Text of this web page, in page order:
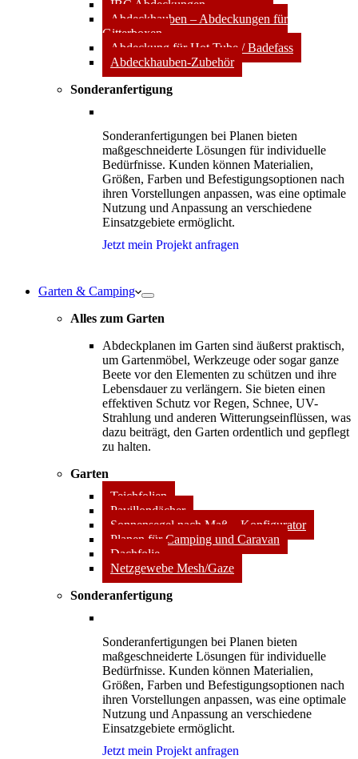
IBC Abdeckungen
Abdeckhauben – Abdeckungen für
Gitterboxen
Abdeckung für Hot Tube / Badefass
Abdeckhauben-Zubehör
Sonderanfertigung
Sonderanfertigungen bei Planen bieten
maßgeschneiderte Lösungen für individuelle
Bedürfnisse. Kunden können Materialien,
Größen, Farben und Befestigungsoptionen nach
ihren Vorstellungen anpassen, was eine optimale
Nutzung und Anpassung an verschiedene
Einsatzgebiete ermöglicht.
Jetzt mein Projekt anfragen
Garten & Camping
Alles zum Garten
Abdeckplanen im Garten sind äußerst praktisch,
um Gartenmöbel, Werkzeuge oder sogar ganze
Beete vor den Elementen zu schützen und ihre
Lebensdauer zu verlängern. Sie bieten einen
effektiven Schutz vor Regen, Schnee, UV-
Strahlung und anderen Witterungseinflüssen, was
dazu beiträgt, den Garten ordentlich und gepflegt
zu halten.
Garten
Teichfolien
Pavillondächer
Sonnensegel nach Maß – Konfigurator
Planen für Camping und Caravan
Dachfolie
Netzgewebe Mesh/Gaze
Sonderanfertigung
Sonderanfertigungen bei Planen bieten
maßgeschneiderte Lösungen für individuelle
Bedürfnisse. Kunden können Materialien,
Größen, Farben und Befestigungsoptionen nach
ihren Vorstellungen anpassen, was eine optimale
Nutzung und Anpassung an verschiedene
Einsatzgebiete ermöglicht.
Jetzt mein Projekt anfragen